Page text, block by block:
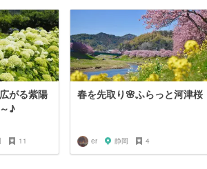
がる紫陽
♪
11
春を先取り🌸ふらっと河津桜
er 静岡 4